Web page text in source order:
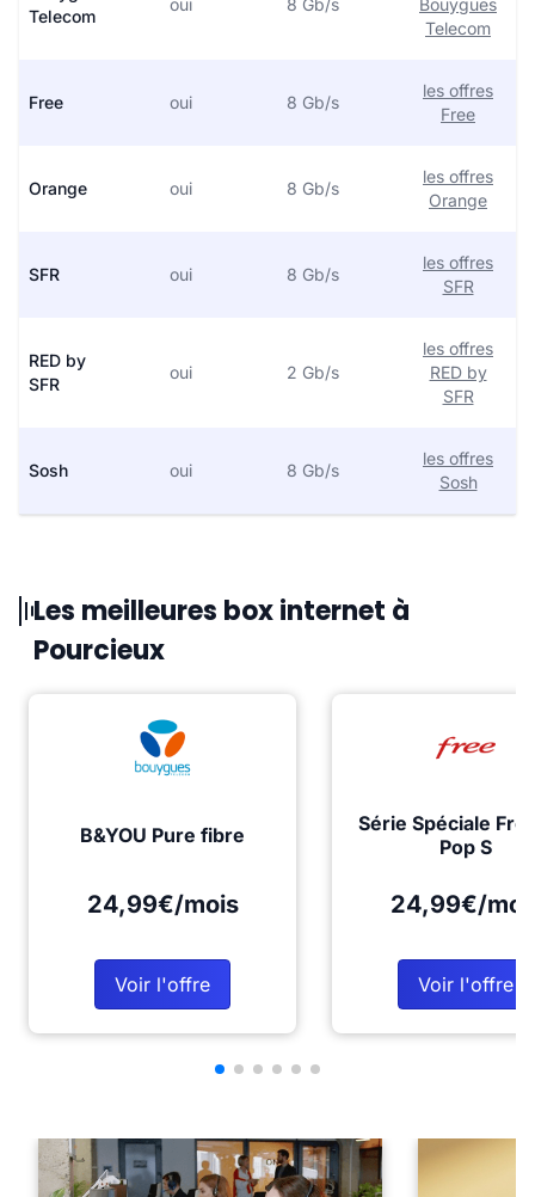
Telecom
oui 8 Gb/s
Bouygues
Telecom
Free oui 8 Gb/s
les offres
Free
Orange oui 8 Gb/s
les offres
Orange
SFR oui 8 Gb/s
les offres
SFR
RED by
SFR
oui 2 Gb/s
les offres
RED by
SFR
Sosh oui 8 Gb/s
les offres
Sosh
Les meilleures box internet à
Pourcieux
B&YOU Pure fibre
24,99€/mois
Voir l'offre
Série Spéciale
Pop S
24,99€/
Voir l'offre